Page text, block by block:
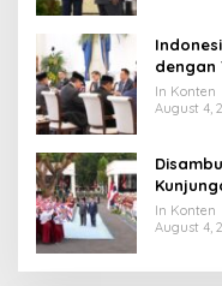
dengan
In Konten
August 4,
In Konten
August 4,